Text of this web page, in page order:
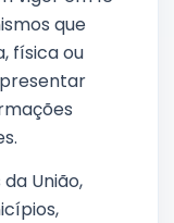
que
física ou
União,